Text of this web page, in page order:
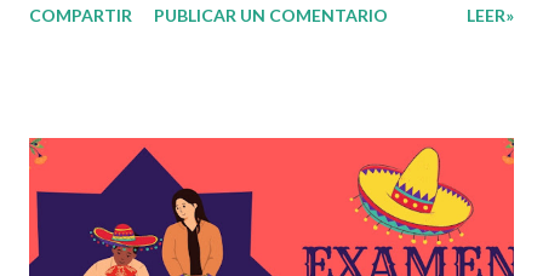
una guía de trabajo a un documento orientador, el cual es
propone que el colectivo docente tome decisiones sobre
su organización, la gestión del tiempo acorde a las
necesidades de la escuela y las acciones que decidan
emprender para apropiarse y resignificar el Plan de
COMPARTIR PUBLICAR UN COMENTARIO LEER»